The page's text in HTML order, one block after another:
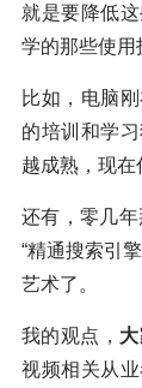
就是要降低
学的那些使用
比如，电脑
的培训和学
越成熟，现在
还有，零几
“精通搜索引
艺术了。
我的观点，
视频相关从